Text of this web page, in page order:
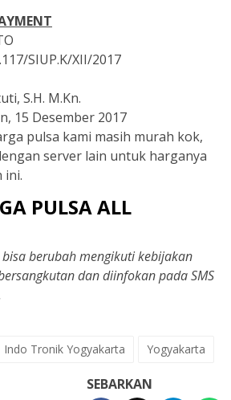
SIUP.K/XII/2017
S.H. M.Kn.
15 Desember 2017
pulsa kami masih murah kok,
server lain untuk harganya
ini.
PULSA ALL
berubah mengikuti kebijakan
dan diinfokan pada SMS
Indo Tronik Yogyakarta Yogyakarta
SEBARKAN